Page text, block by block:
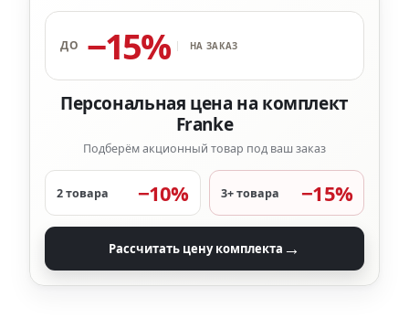
ДО −15% НА ЗАКАЗ
Персональная цена на комплект
Franke
Подберём акционный товар под ваш заказ
2 товара −10% 3+ товара −15%
Рассчитать цену комплекта →